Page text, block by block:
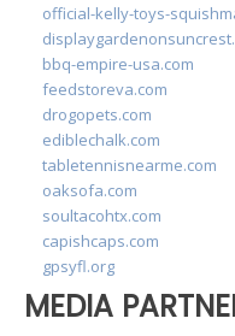
official-kelly-toys-
bbq-empire-usa.com
feedstoreva.com
drogopets.com
ediblechalk.com
tabletennisnearme.com
oaksofa.com
soultacohtx.com
capishcaps.com
gpsyfl.org
MEDIA